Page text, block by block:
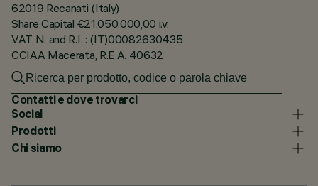
62019 Recanati (Italy)
Share Capital €21.050.000,00 i.v.
VAT N. and R.I. : (IT)00082630435
CCIAA Macerata, R.E.A. 40632
Contatti e dove trovarci
Social
Prodotti
Chi siamo